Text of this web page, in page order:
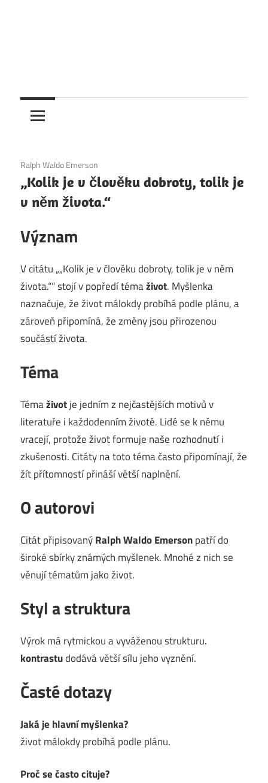
6. 12. 2020
Ralph Waldo Emerson
„Kolik je v člověku dobroty, tolik je
v něm života.“
Význam
V citátu „„Kolik je v člověku dobroty, tolik je v něm
života.““ stojí v popředí témaživot. Myšlenka
naznačuje, že život málokdy probíhá podle plánu, a
zároveň připomíná, že změny jsou přirozenou
součástí života.
Téma
Témaživotje jedním z nejčastějších motivů v
literatuře i každodenním životě. Lidé se k němu
vracejí, protože život formuje naše rozhodnutí i
zkušenosti. Citáty na toto téma často připomínají, že
žít přítomností přináší větší naplnění.
O autorovi
Citát připisovanýRalph Waldo Emersonpatří do
široké sbírky známých myšlenek. Mnohé z nich se
věnují tématům jako život.
Styl a struktura
Výrok má rytmickou a vyváženou strukturu.
kontrastudodává větší sílu jeho vyznění.
Časté dotazy
Jaká je hlavní myšlenka?
život málokdy probíhá podle plánu.
Proč se často cituje?